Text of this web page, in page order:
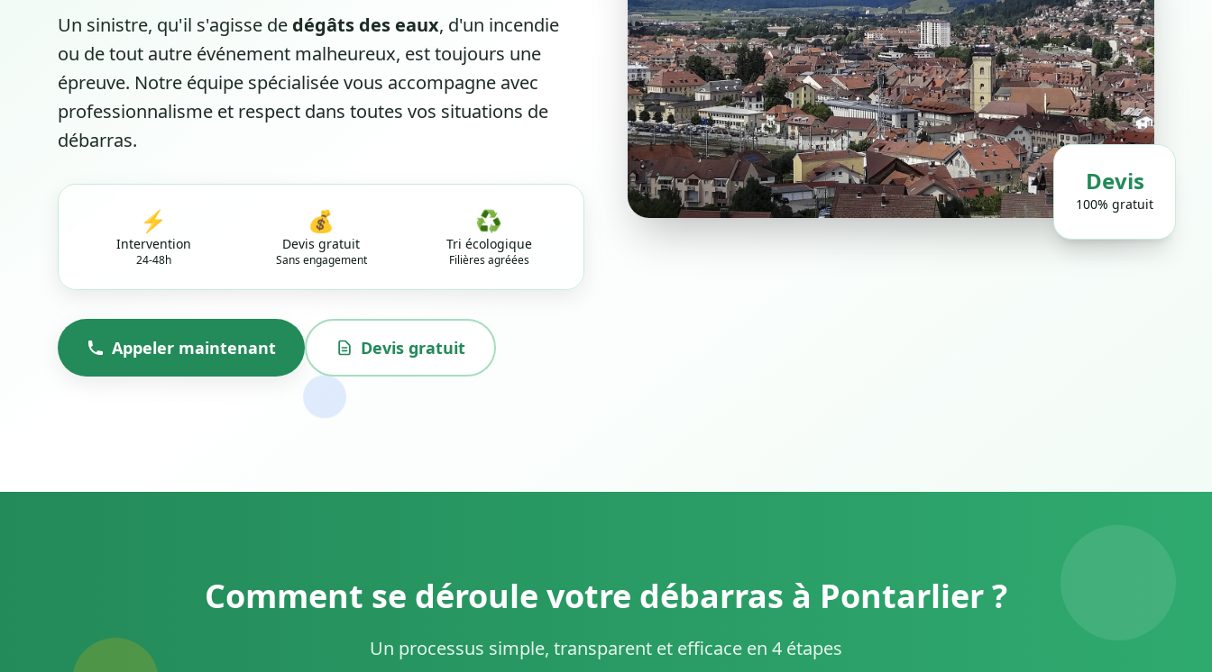
Un sinistre, qu'il s'agisse de dégâts des eaux, d'un incendie
ou de tout autre événement malheureux, est toujours une
épreuve. Notre équipe spécialisée vous accompagne avec
professionnalisme et respect dans toutes vos situations de
débarras.
⚡
Intervention
24-48h
💰
Devis gratuit
Sans engagement
♻️
Tri écologique
Filières agréées
Appeler maintenant Devis gratuit
Devis
100% gratuit
Comment se déroule votre débarras à Pontarlier ?
Un processus simple, transparent et efficace en 4 étapes